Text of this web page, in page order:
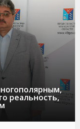
реальность,